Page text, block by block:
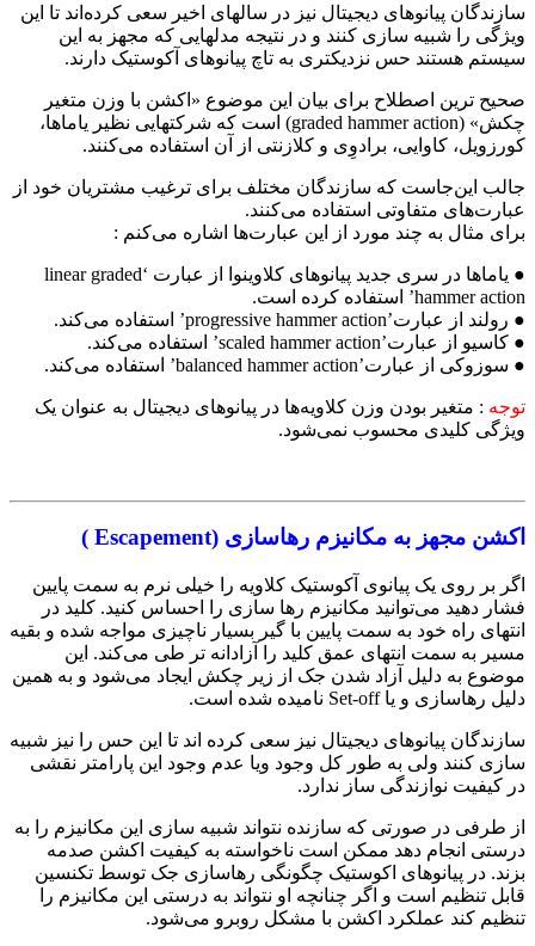
سازندگان پیانوهای دیجیتال نیز در سالهای اخیر سعی کرده‌اند تا این
ویژگی را شبیه سازی کنند و در نتیجه مدلهایی که مجهز به این
سیستم هستند حس نزدیکتری به تاچ پیانوهای آکوستیک دارند.
صحیح ترین اصطلاح برای بیان این موضوع «اکشن با وزن متغیر
چکش» (graded hammer action)‌ است که شرکتهایی نظیر یاماها،
کورزویل، کاوایی، برادوِی و کلازنتی از آن استفاده می‌کنند.
جالب این‌جاست که سازندگان مختلف برای ترغیب مشتریان خود از
عبارت‌های متفاوتی استفاده می‌کنند.
برای مثال به چند مورد از این عبارت‌ها اشاره می‌کنم :
● یاماها در سری جدید پیانوهای کلاوینوا از عبارت ‘linear graded
hammer action’ استفاده کرده است.
● رولند از عبارت’progressive hammer action’ استفاده می‌کند.
● کاسیو از عبارت’scaled hammer action’ استفاده می‌کند.
● سوزوکی از عبارت’balanced hammer action’ استفاده می‌کند.
توجه :‌ متغیر بودن وزن کلاویه‌ها در پیانوهای دیجیتال به عنوان یک
ویژگی کلیدی محسوب نمی‌شود.
اکشن مجهز به مکانیزم رهاسازی (Escapement )
اگر بر روی یک پیانوی آکوستیک کلاویه‌ را خیلی نرم به سمت پایین
فشار دهید می‌توانید مکانیزم رها سازی را احساس کنید. کلید در
انتهای راه خود به سمت پایین با گیر بسیار ناچیزی مواجه شده و بقیه
مسیر به سمت انتهای عمق کلید را آزادانه تر طی می‌کند. این
موضوع به دلیل آزاد شدن جک از زیر چکش ایجاد می‌شود و به همین
دلیل رهاسازی و یا Set-off نامیده شده است.
سازندگان پیانوهای دیجیتال نیز سعی کرده اند تا این حس را نیز شبیه
سازی کنند ولی به طور کل وجود ویا عدم وجود این پارامتر نقشی
در کیفیت نوازندگی ساز ندارد.
از طرفی در صورتی که سازنده نتواند شبیه سازی این مکانیزم را به
درستی انجام دهد ممکن است ناخواسته به کیفیت اکشن صدمه
بزند. در پیانوهای اکوستیک چگونگی رهاسازی جک توسط تکنسین
قابل تنظیم است و اگر چنانچه او نتواند به درستی این مکانیزم را
تنظیم کند عملکرد اکشن با مشکل روبرو می‌شود.